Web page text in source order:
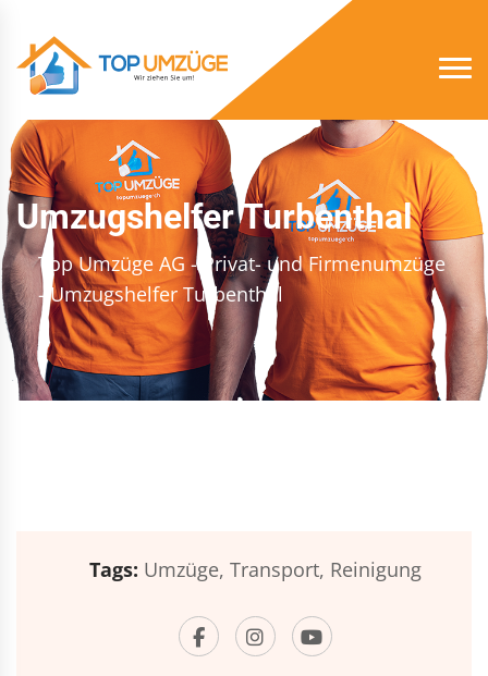
Umzugshelfer Turbenthal
Top Umzüge AG - Privat- und Firmenumzüge
- Umzugshelfer Turbenthal
Tags: Umzüge, Transport, Reinigung